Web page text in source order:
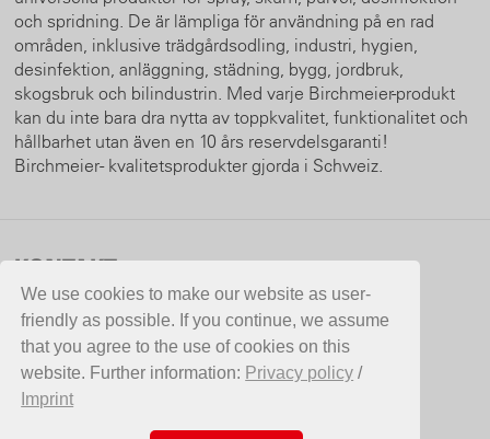
We use cookies to make our website as user-
friendly as possible. If you continue, we assume
that you agree to the use of cookies on this
website. Further information: Privacy policy /
Imprint
och spridning. De är lämpliga för användning på en rad
områden, inklusive trädgårdsodling, industri, hygien,
desinfektion, anläggning, städning, bygg, jordbruk,
skogsbruk och bilindustrin. Med varje Birchmeier-produkt
kan du inte bara dra nytta av toppkvalitet, funktionalitet och
hållbarhet utan även en 10 års reservdelsgaranti!
Birchmeier - kvalitetsprodukter gjorda i Schweiz.
KONTAKT
Aspergo AB
Hammarvägen 10
387 35 Borgholm
Sverige
Telefon +46 (0)485 12050